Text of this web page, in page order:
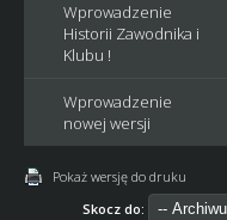
Wprowadzenie
Historii Zawodnika i
Klubu !
Wprowadzenie
nowej wersji
Pokaż wersję do druku
Skocz do: